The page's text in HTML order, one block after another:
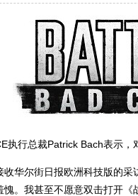
行总裁Patrick Bach表示，
尔街日报欧洲科技版的采
愧。我甚至不愿意双击打开